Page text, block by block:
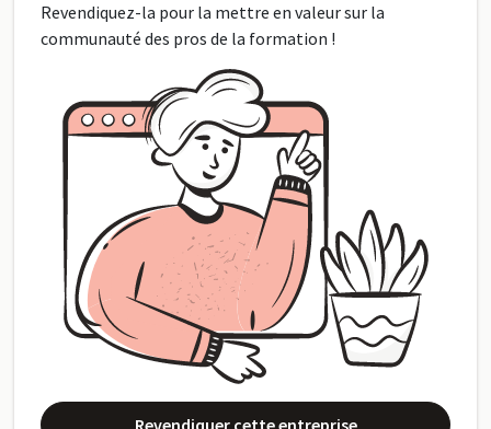
Revendiquez-la pour la mettre en valeur sur la
communauté des pros de la formation !